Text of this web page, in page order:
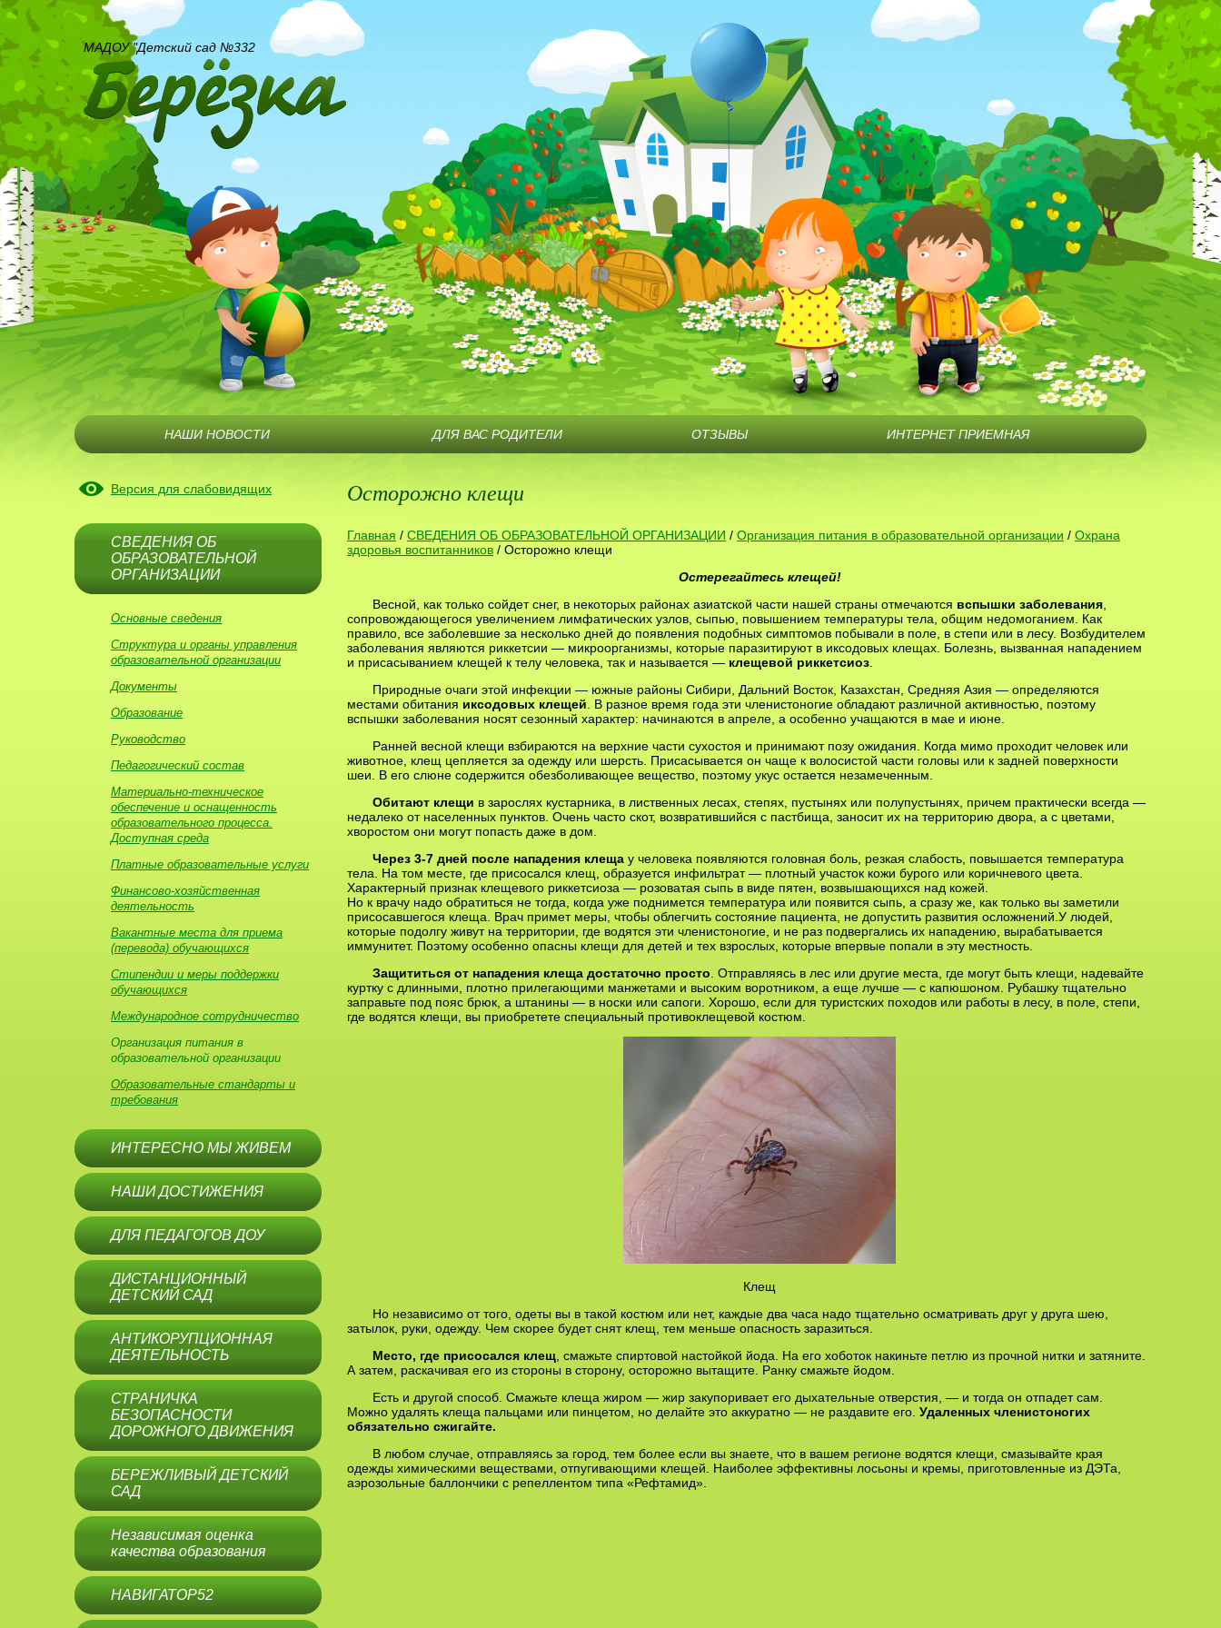
Версия для слабовидящих
СВЕДЕНИЯ ОБ
ОБРАЗОВАТЕЛЬНОЙ
ОРГАНИЗАЦИИ
Основные сведения
Структура и органы управления
образовательной организации
Документы
Образование
Руководство
Педагогический состав
Материально-техническое
обеспечение и оснащенность
образовательного процесса.
Доступная среда
Платные образовательные услуги
Финансово-хозяйственная
деятельность
Вакантные места для приема
(перевода) обучающихся
Стипендии и меры поддержки
обучающихся
Международное сотрудничество
Организация питания в
образовательной организации
Образовательные стандарты и
требования
ИНТЕРЕСНО МЫ ЖИВЕМ
НАШИ ДОСТИЖЕНИЯ
ДЛЯ ПЕДАГОГОВ ДОУ
ДИСТАНЦИОННЫЙ
ДЕТСКИЙ САД
АНТИКОРУПЦИОННАЯ
ДЕЯТЕЛЬНОСТЬ
СТРАНИЧКА
БЕЗОПАСНОСТИ
ДОРОЖНОГО ДВИЖЕНИЯ
БЕРЕЖЛИВЫЙ ДЕТСКИЙ
САД
Независимая оценка
качества образования
НАВИГАТОР52
Осторожно клещи
Главная / СВЕДЕНИЯ ОБ ОБРАЗОВАТЕЛЬНОЙ ОРГАНИЗАЦИИ / Организация питания в образовательной организации / Охрана
здоровья воспитанников / Осторожно клещи
Остерегайтесь клещей!
Весной, как только сойдет снег, в некоторых районах азиатской части нашей страны отмечаются вспышки заболевания
сопровождающегося увеличением лимфатических узлов, сыпью, повышением температуры тела, общим недомоганием. Как
правило, все заболевшие за несколько дней до появления подобных симптомов побывали в поле, в степи или в лесу. Возбудителем
заболевания являются риккетсии — микроорганизмы, которые паразитируют в иксодовых клещах. Болезнь, вызванная нападением
и присасыванием клещей к телу человека, так и называется — клещевой риккетсиоз
Природные очаги этой инфекции — южные районы Сибири, Дальний Восток, Казахстан, Средняя Азия — определяются
местами обитания иксодовых клещей . В разное время года эти членистоногие обладают различной активностью, поэтому
вспышки заболевания носят сезонный характер: начинаются в апреле, а особенно учащаются в мае и июне.
Ранней весной клещи взбираются на верхние части сухостоя и принимают позу ожидания. Когда мимо проходит человек или
животное, клещ цепляется за одежду или шерсть. Присасывается он чаще к волосистой части головы или к задней поверхности
шеи. В его слюне содержится обезболивающее вещество, поэтому укус остается незамеченным.
Обитают клещи в зарослях кустарника, в лиственных лесах, степях, пустынях или полупустынях, причем практически всегда —
недалеко от населенных пунктов. Очень часто скот, возвратившийся с пастбища, заносит их на территорию двора, а с цветами,
хворостом они могут попасть даже в дом.
Через 3-7 дней после нападения клеща у человека появляются головная боль, резкая слабость, повышается температура
тела. На том месте, где присосался клещ, образуется инфильтрат — плотный участок кожи бурого или коричневого цвета.
Характерный признак клещевого риккетсиоза — розоватая сыпь в виде пятен, возвышающихся над кожей.
Но к врачу надо обратиться не тогда, когда уже поднимется температура или появится сыпь, а сразу же, как только вы заметили
присосавшегося клеща. Врач примет меры, чтобы облегчить состояние пациента, не допустить развития осложнений.У людей,
которые подолгу живут на территории, где водятся эти членистоногие, и не раз подвергались их нападению, вырабатывается
иммунитет. Поэтому особенно опасны клещи для детей и тех взрослых, которые впервые попали в эту местность.
Защититься от нападения клеща достаточно просто . Отправляясь в лес или другие места, где могут быть клещи, надевайте
куртку с длинными, плотно прилегающими манжетами и высоким воротником, а еще лучше — с капюшоном. Рубашку тщательно
заправьте под пояс брюк, а штанины — в носки или сапоги. Хорошо, если для туристских походов или работы в лесу, в поле, степи,
где водятся клещи, вы приобретете специальный противоклещевой костюм.
Клещ
Но независимо от того, одеты вы в такой костюм или нет, каждые два часа надо тщательно осматривать друг у друга шею,
затылок, руки, одежду. Чем скорее будет снят клещ, тем меньше опасность заразиться.
Место, где присосался клещ , смажьте спиртовой настойкой йода. На его хоботок накиньте петлю из прочной нитки и затяните.
А затем, раскачивая его из стороны в сторону, осторожно вытащите. Ранку смажьте йодом.
Есть и другой способ. Смажьте клеща жиром — жир закупоривает его дыхательные отверстия, — и тогда он отпадет сам.
Можно удалять клеща пальцами или пинцетом, но делайте это аккуратно — не раздавите его. Удаленных членистоногих
обязательно сжигайте.
В любом случае, отправляясь за город, тем более если вы знаете, что в вашем регионе водятся клещи, смазывайте края
одежды химическими веществами, отпугивающими клещей. Наиболее эффективны лосьоны и кремы, приготовленные из ДЭТа,
аэрозольные баллончики с репеллентом типа «Рефтамид».
МАДОУ "Детский сад №332
НАШИ НОВОСТИ ДЛЯ ВАС РОДИТЕЛИ ОТЗЫВЫ ИНТЕРНЕТ ПРИЕМНАЯ